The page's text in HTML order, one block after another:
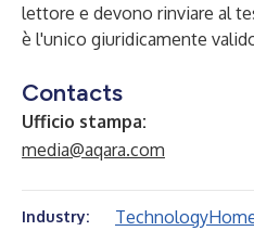
lettore e devono rinviare al
è l'unico giuridicamente
Contacts
Ufficio stampa:
media@aqara.com
Industry: Technology